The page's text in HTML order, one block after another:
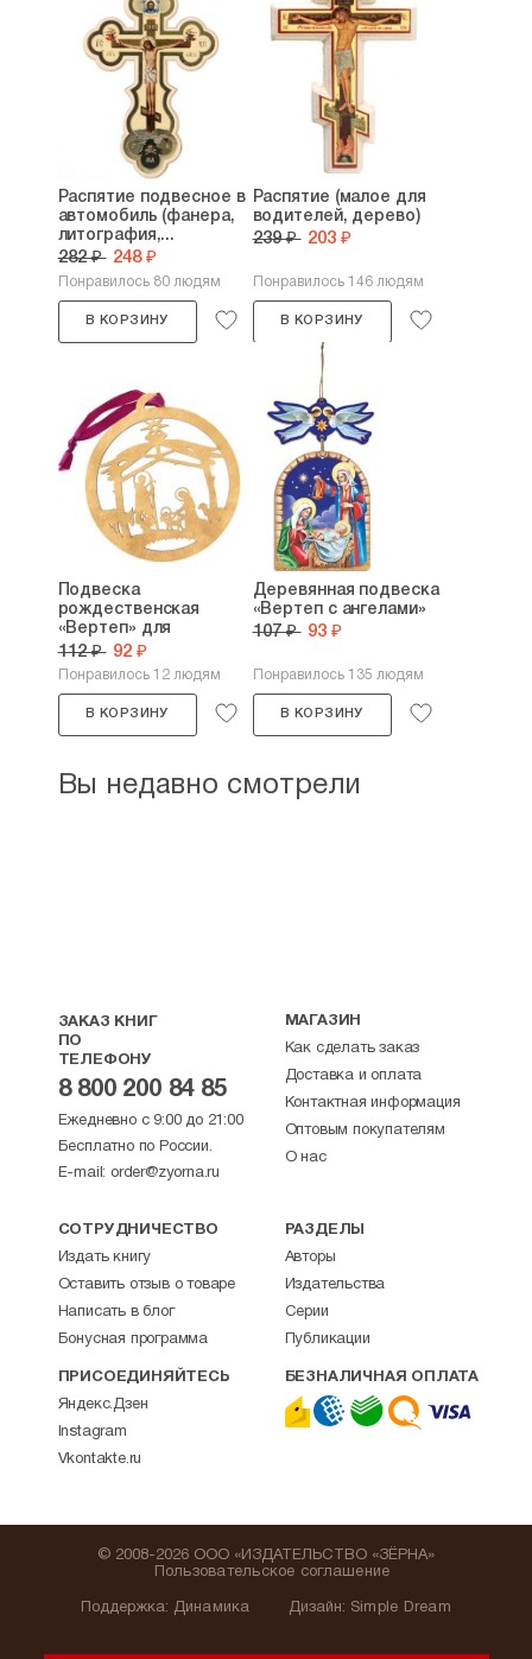
Распятие подвесное в
автомобиль (фанера,
литография,...
282 ₽ 248 ₽
Понравилось 80 людям
В КОРЗИНУ
Распятие (малое для
водителей, дерево)
239 ₽ 203 ₽
Понравилось 146 людям
В КОРЗИНУ
Подвеска
рождественская
«Вертеп» для
раскрашивания
112 ₽ 92 ₽
Понравилось 12 людям
В КОРЗИНУ
Деревянная подвеска
«Вертеп с ангелами»
107 ₽ 93 ₽
Понравилось 135 людям
В КОРЗИНУ
Вы недавно смотрели
ЗАКАЗ КНИГ
ПО
ТЕЛЕФОНУ
8 800 200 84 85
Ежедневно с 9:00 до 21:00
Бесплатно по России.
E-mail: order@zyorna.ru
МАГАЗИН
Как сделать заказ
Доставка и оплата
Контактная информация
Оптовым покупателям
О нас
СОТРУДНИЧЕСТВО
Издать книгу
Оставить отзыв о товаре
Написать в блог
Бонусная программа
РАЗДЕЛЫ
Авторы
Издательства
Серии
Публикации
ПРИСОЕДИНЯЙТЕСЬ
Яндекс.Дзен
Instagram
Vkontakte.ru
БЕЗНАЛИЧНАЯ ОПЛАТА
Поддержка: Динамика
© 2008-2026 ООО «ИЗДАТЕЛЬСТВО «ЗЁРНА»
Пользовательское соглашение
Дизайн: Simple Dream